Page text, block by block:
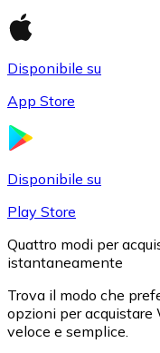
Disponibile su
App Store
Disponibile su
Play Store
Quattro modi per
istantaneamente
Trova il modo che
opzioni per acquistare
veloce e semplice.